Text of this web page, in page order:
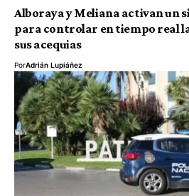
Alboraya y Meliana activan un
para controlar en tiempo real
sus acequias
PorAdrián Lupiáñez